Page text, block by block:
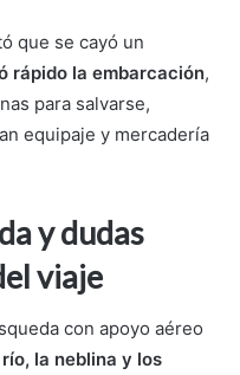
que se cayó un
rápido la embarcación,
para salvarse,
equipaje y mercadería
y dudas
viaje
con apoyo aéreo
la neblina y los